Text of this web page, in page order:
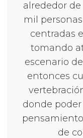
alrededor
mil
centradas
tomando
escenario
entonces
donde
de